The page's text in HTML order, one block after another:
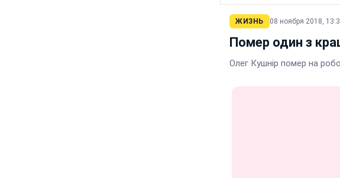
ЖИЗНЬ 08 ноября 2018,
Помер один з
Олег Кушнір помер на